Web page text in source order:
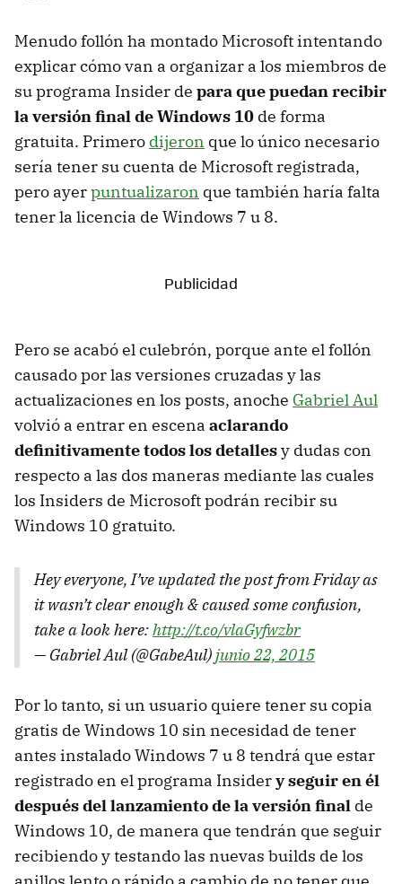
Menudo follón ha montado Microsoft intentando
explicar cómo van a organizar a los miembros de
su programa Insider de para que puedan recibir
la versión final de Windows 10 de forma
gratuita. Primero dijeron que lo único necesario
sería tener su cuenta de Microsoft registrada,
pero ayerpuntualizaron que también haría falta
tener la licencia de Windows 7 u 8.
Pero se acabó el culebrón, porque ante el follón
causado por las versiones cruzadas y las
actualizaciones en los posts, anoche Gabriel Aul
volvió a entrar en escena aclarando
definitivamente todos los detallesy dudas con
respecto a las dos maneras mediante las cuales
los Insiders de Microsoft podrán recibir su
Windows 10 gratuito.
Hey everyone, I’ve updated the post from Friday as
it wasn’t clear enough & caused some confusion,
take a look here:http://t.co/vlaGyfwzbr
— Gabriel Aul (@GabeAul)junio 22, 2015
Por lo tanto, si un usuario quiere tener su copia
gratis de Windows 10 sin necesidad de tener
antes instalado Windows 7 u 8 tendrá que estar
registrado en el programa Insidery seguir en él
después del lanzamiento de la versión final de
Windows 10, de manera que tendrán que seguir
recibiendo y testando las nuevas builds de los